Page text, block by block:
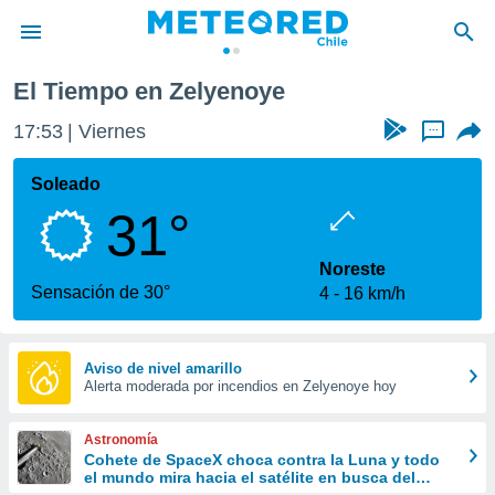
de
por
que se
calidad.
a este
las
y
forma
digital
basada
El Tiempo en Zelyenoye
17:53 Viernes ...
Soleado
31°
Sensación de 30°
Noreste
4
16 km/h
Aviso de nivel amarillo
Alerta moderada por incendios en Zelyenoye hoy
Astronomía
Cohete de SpaceX choca contra la Luna y todo
el mundo mira hacia el satélite en busca del